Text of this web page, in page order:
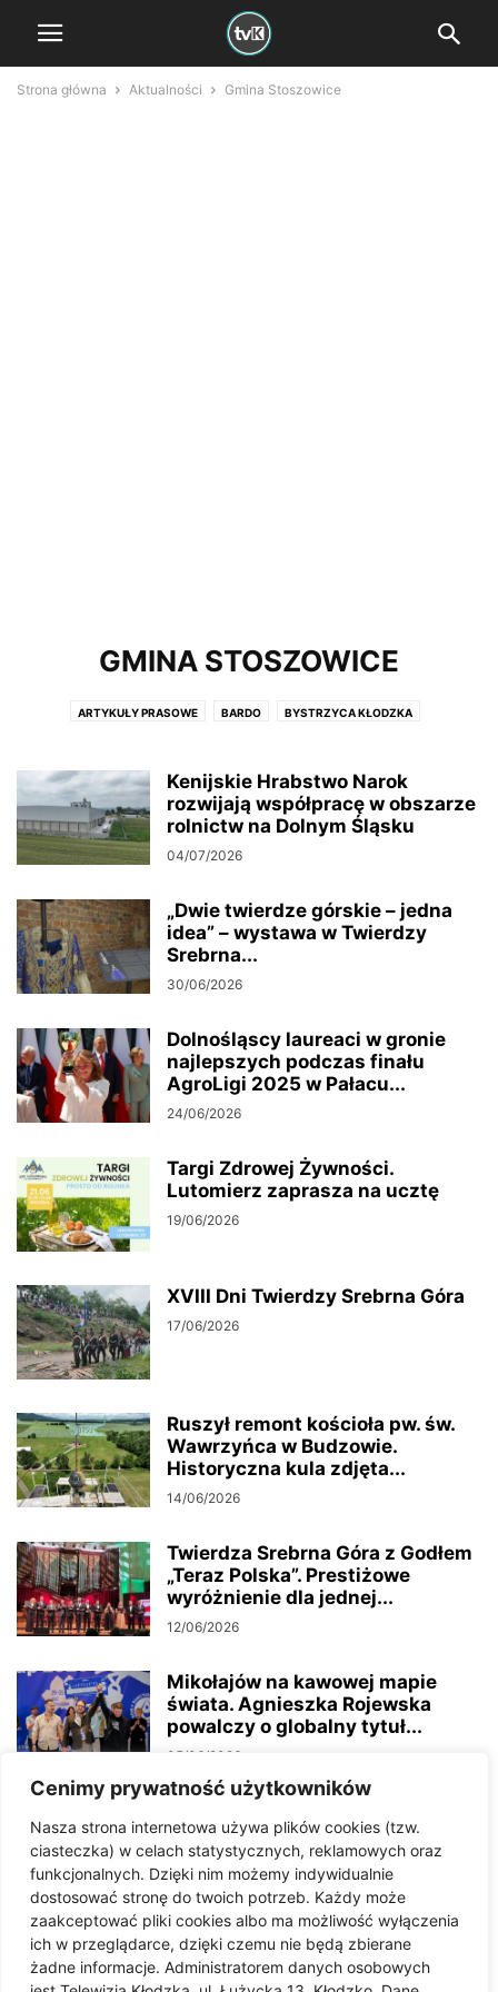
Cenimy prywatność użytkowników
Nasza strona internetowa używa plików cookies (tzw.
ciasteczka) w celach statystycznych, reklamowych oraz
funkcjonalnych. Dzięki nim możemy indywidualnie
dostosować stronę do twoich potrzeb. Każdy może
zaakceptować pliki cookies albo ma możliwość wyłączenia
ich w przeglądarce, dzięki czemu nie będą zbierane
żadne informacje. Administratorem danych osobowych
Strona główna Aktualności Gmina Stoszowice
GMINA STOSZOWICE
ARTYKUŁY PRASOWE BARDO BYSTRZYCA KŁODZKA
GMINA STOSZOWICE
KUDOWA ZDRÓJ LĄDEK ZDRÓJ LEWIN KŁODZKI MIĘDZYGÓRZE
MIĘDZYLESIE NOWA RUDA POLANICA ZDRÓJ POWIAT KŁODZKI
POWÓDŹ 2024 RADKÓW STRONIE ŚLĄSKIE
URZĄD PRACY WAŁBRZYSKA SPECJALNA STREFA EKONOMICZNA
ŻYCZENIA
Kenijskie Hrabstwo Narok
rozwijają współpracę w obszarze
rolnictw na Dolnym Śląsku
04/07/2026
„Dwie twierdze górskie – jedna
idea” – wystawa w Twierdzy
Srebrna...
30/06/2026
Dolnośląscy laureaci w gronie
najlepszych podczas finału
AgroLigi 2025 w Pałacu...
24/06/2026
Targi Zdrowej Żywności.
Lutomierz zaprasza na ucztę
19/06/2026
XVIII Dni Twierdzy Srebrna Góra
17/06/2026
Ruszył remont kościoła pw. św.
Wawrzyńca w Budzowie.
Historyczna kula zdjęta...
14/06/2026
Twierdza Srebrna Góra z Godłem
„Teraz Polska”. Prestiżowe
wyróżnienie dla jednej...
12/06/2026
Mikołajów na kawowej mapie
świata. Agnieszka Rojewska
powalczy o globalny tytuł...
05/06/2026
Twierdza Srebrna Góra. 13
czerwca historia znów...
27/05/2026
Targi zdrowej żywności w
Lutomierzu